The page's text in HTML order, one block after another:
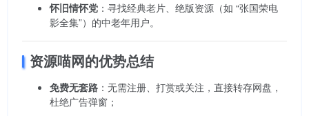
怀旧情怀党 ：寻找经典老片、绝版资源（如 “张国荣电
影全集”）的中老年用户。
资源喵网的优势总结
免费无套路 ：无需注册、打赏或关注，直接转存网盘，
杜绝广告弹窗；